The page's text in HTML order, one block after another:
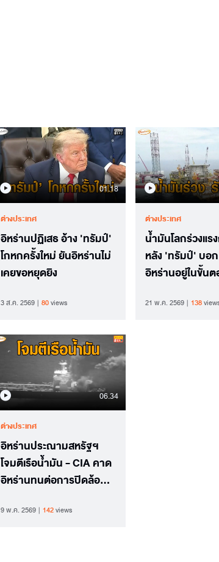
01.18
ต่างประเทศ
อิหร่านปฏิเสธ อ้าง 'ทรัมป์'
โกหกครั้งใหม่ ยันอิหร่านไม่
เคยขอหยุดยิง
3 ส.ค. 2569 80views
ต่างประเทศ
น้ำมันโลกร่วงแร
หลัง 'ทรัมป์' บอก
อิหร่านอยู่ในขั้น
21 พ.ค. 2569 138
06.34
ต่างประเทศ
อิหร่านประณามสหรัฐฯ
โจมตีเรือน้ำมัน - CIA คาด
อิหร่านทนต่อการปิดล้อม
9 พ.ค. 2569 142views